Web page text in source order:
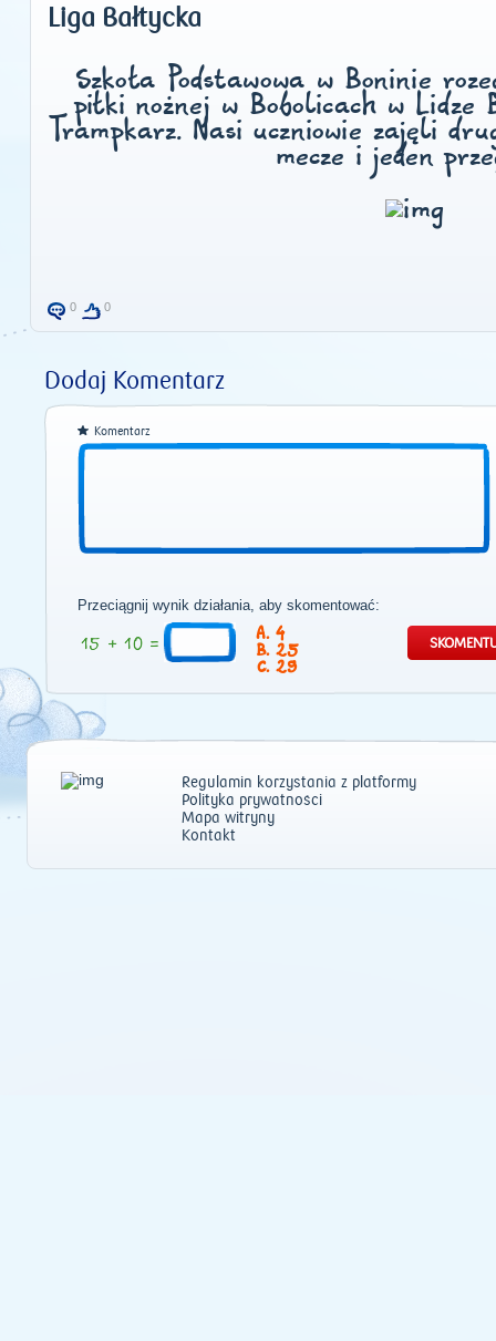
Liga Bałtycka
Szkoła Podstawowa w Boninie
piłki nożnej w Bobolicach w
Trampkarz. Nasi uczniowie zajęli
mecze i jeden
0 0
Dodaj Komentarz
Komentarz
Przeciągnij wynik działania, aby skomentować:
4
25
29
Regulamin korzystania z platformy
Polityka prywatności
Mapa witryny
Kontakt